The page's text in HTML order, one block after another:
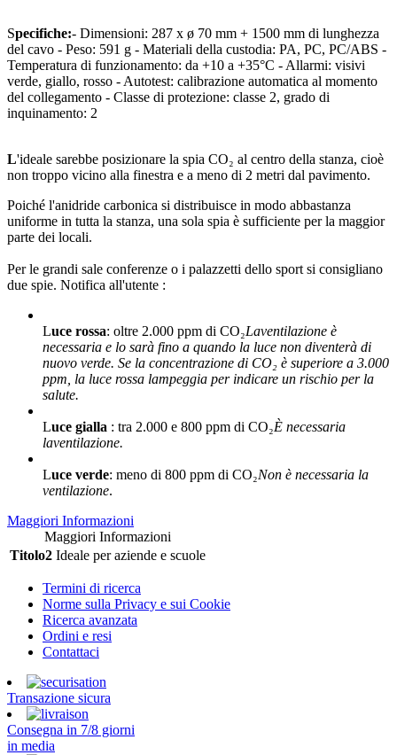
Specifiche:- Dimensioni: 287 x ø 70 mm + 1500 mm di lunghezza
del cavo - Peso: 591 g - Materiali della custodia: PA, PC, PC/ABS -
Temperatura di funzionamento: da +10 a +35°C - Allarmi: visivi
verde, giallo, rosso - Autotest: calibrazione automatica al momento
del collegamento - Classe di protezione: classe 2, grado di
inquinamento: 2
L'ideale sarebbe posizionare la spia CO₂ al centro della stanza, cioè
non troppo vicino alla finestra e a meno di 2 metri dal pavimento.
Poiché l'anidride carbonica si distribuisce in modo abbastanza
uniforme in tutta la stanza, una sola spia è sufficiente per la maggior
parte dei locali.
Per le grandi sale conferenze o i palazzetti dello sport si consigliano
due spie. Notifica all'utente :
Luce rossa: oltre 2.000 ppm di CO₂Laventilazione è
necessaria e lo sarà fino a quando la luce non diventerà di
nuovo verde. Se la concentrazione di CO₂ è superiore a 3.000
ppm, la luce rossa lampeggia per indicare un rischio per la
salute.
Luce gialla : tra 2.000 e 800 ppm di CO₂È necessaria
laventilazione.
Luce verde: meno di 800 ppm di CO₂Non è necessaria la
ventilazione.
Maggiori Informazioni
Maggiori Informazioni
Titolo2 Ideale per aziende e scuole
Termini di ricerca
Norme sulla Privacy e sui Cookie
Ricerca avanzata
Ordini e resi
Contattaci
Transazione sicura
Consegna in 7/8 giorni
in media